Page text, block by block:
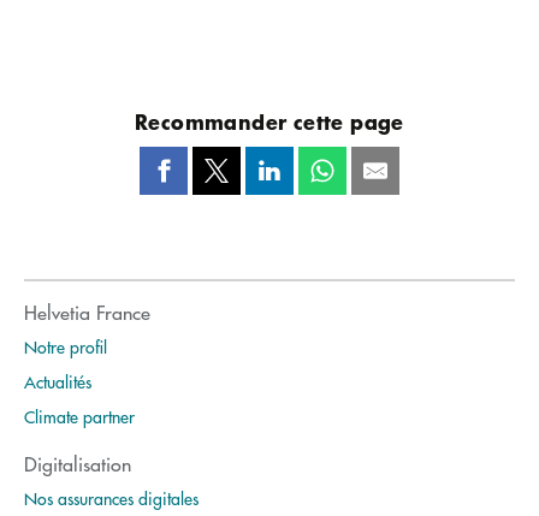
Recommander cette page
Helvetia France
Notre profil
Actualités
Climate partner
Digitalisation
Nos assurances digitales